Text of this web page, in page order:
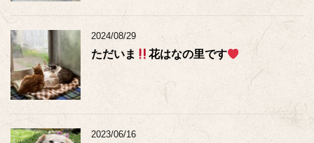
2024/08/29
ただいま 花はなの里です
2023/06/16